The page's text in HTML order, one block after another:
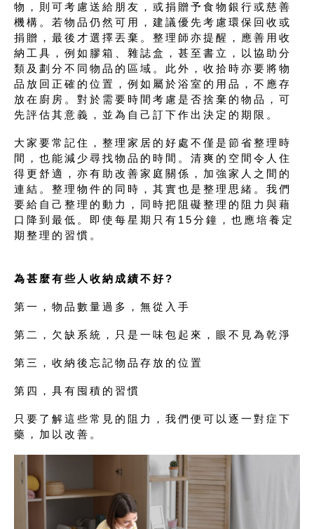
物，則可考慮送給朋友，或捐贈予食物銀行或慈善
機構。若物品仍然可用，建議優先考慮環保回收或
捐贈，最後才選擇丟棄。整理師亦提醒，應善用收
納工具，例如膠箱、雜誌盒，甚至書立，以協助分
類及劃分不同物品的區域。此外，收拾時亦要將物
品放回正確的位置，例如屬於浴室的用品，不應存
放在廚房。對於需要時間考慮是否捨棄的物品，可
先評估其意義，並為自己訂下作出決定的期限。
大家要常記住，整理家居的好處不僅是節省整理時
間，也能減少尋找物品的時間。清爽的空間令人住
得更舒適，亦有助改善家庭關係，加強家人之間的
連結。整理物件的同時，其實也是整理思緒。我們
要給自己整理的動力，同時把阻礙整理的阻力與藉
口降到最低。即使每星期只有15分鐘，也應培養定
期整理的習慣。
為甚麼有些人收納成績不好?
第一，物品數量過多，無從入手
第二，欠缺系統，只是一味包起來，眼不見為乾淨
第三，收納後忘記物品存放的位置
第四，具有囤積的習慣
只要了解這些常見的阻力，我們便可以逐一對症下
藥，加以改善。